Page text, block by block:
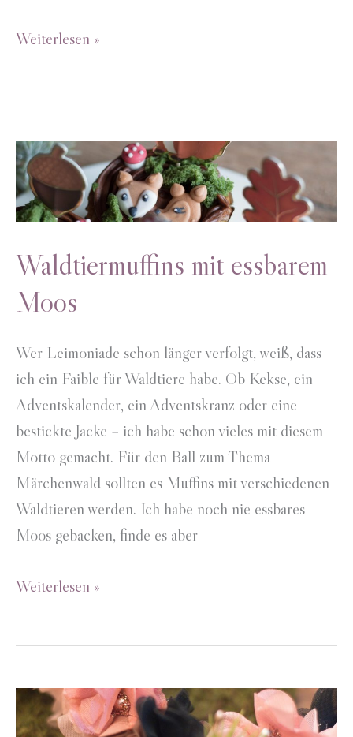
Herbstdeko
Weiterlesen »
Waldtiermuffins mit essbarem
Moos
Wer Leimoniade schon länger verfolgt, weiß, dass
ich ein Faible für Waldtiere habe. Ob Kekse, ein
Adventskalender, ein Adventskranz oder eine
bestickte Jacke – ich habe schon vieles mit diesem
Motto gemacht. Für den Ball zum Thema
Märchenwald sollten es Muffins mit verschiedenen
Waldtieren werden. Ich habe noch nie essbares
Moos gebacken, finde es aber
Waldtiermuffins
Weiterlesen »